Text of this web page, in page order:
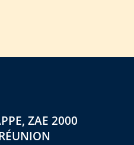
ZAE 2000